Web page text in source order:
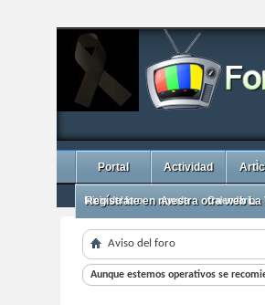
Portal Actividad
Inicio del foro Ayuda Calendario
Regístrate en nuestra otra web La
Aviso del foro
Aunque estemos operativos se